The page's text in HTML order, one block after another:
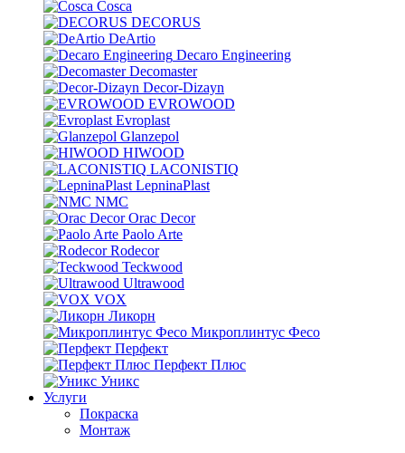
Cosca
DECORUS
DeArtio
Decaro Engineering
Decomaster
Decor-Dizayn
EVROWOOD
Evroplast
Glanzepol
HIWOOD
LACONISTIQ
LepninaPlast
NMC
Orac Decor
Paolo Arte
Rodecor
Teckwood
Ultrawood
VOX
Ликорн
Микроплинтус Фесо
Перфект
Перфект Плюс
Уникс
Услуги
Покраска
Монтаж